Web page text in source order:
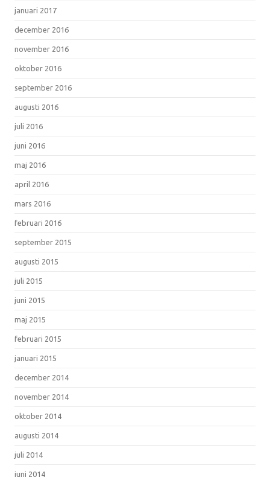
januari 2017
december 2016
november 2016
oktober 2016
september 2016
augusti 2016
juli 2016
juni 2016
maj 2016
april 2016
mars 2016
februari 2016
september 2015
augusti 2015
juli 2015
juni 2015
maj 2015
februari 2015
januari 2015
december 2014
november 2014
oktober 2014
augusti 2014
juli 2014
juni 2014